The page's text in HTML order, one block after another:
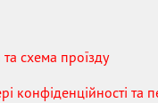
схема проїзду
конфіденційності та